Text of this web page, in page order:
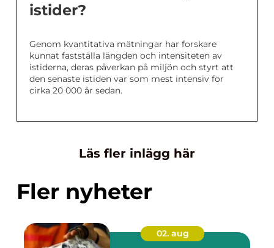
istider?
Genom kvantitativa mätningar har forskare
kunnat fastställa längden och intensiteten av
istiderna, deras påverkan på miljön och styrt att
den senaste istiden var som mest intensiv för
cirka 20 000 år sedan.
Läs fler inlägg här
Fler nyheter
02. aug